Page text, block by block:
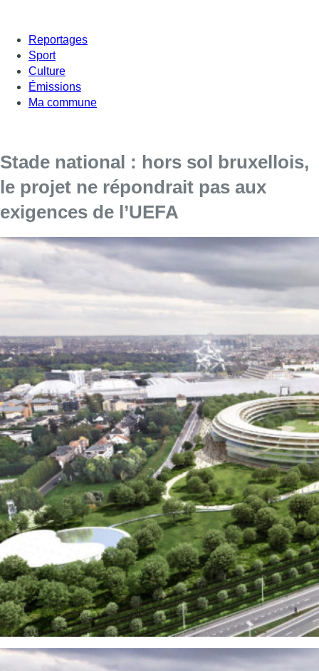
Reportages
Sport
Culture
Émissions
Ma commune
Stade national : hors sol bruxellois,
le projet ne répondrait pas aux
exigences de l’UEFA